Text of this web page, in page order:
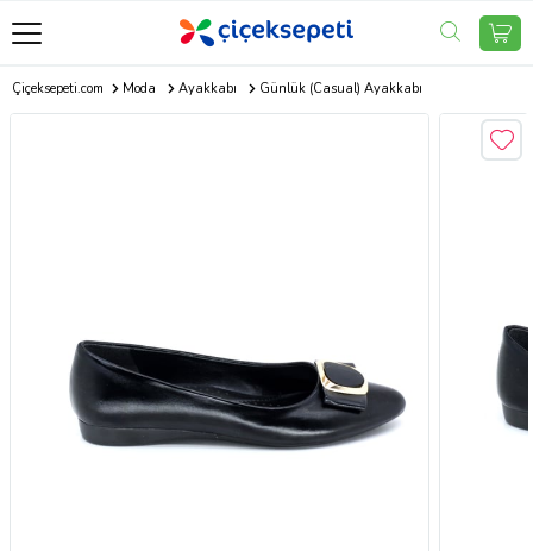
Çiçeksepeti.com Moda Ayakkabı Günlük (Casual) Ayakkabı